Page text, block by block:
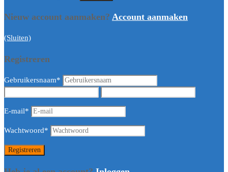
Nieuw account aanmaken? Account aanmaken
(Sluiten)
Registreren
Gebruikersnaam*
E-mail*
Wachtwoord*